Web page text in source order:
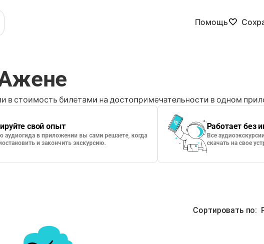
Помощь
стоимость билетами на достопримечательности в одном
свой опыт
в приложении вы сами решаете, когда
и закончить экскурсию.
Работает без
Все
скачать на свое
Сортировать по: